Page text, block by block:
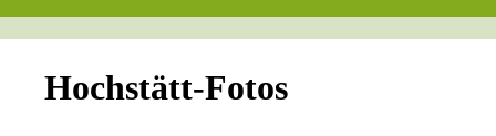
Hochstätt-Fotos